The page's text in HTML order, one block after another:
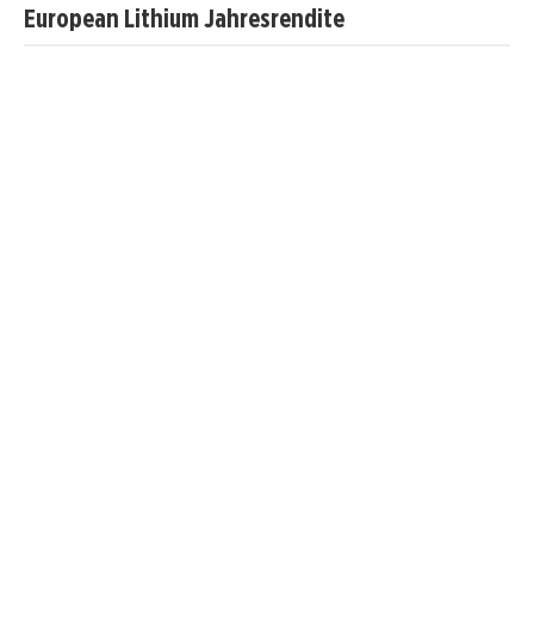
European Lithium Jahresrendite